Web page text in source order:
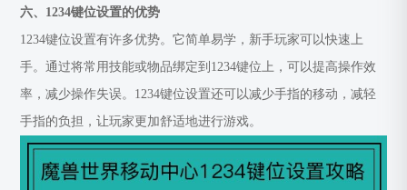
六、1234键位设置的优势
1234键位设置有许多优势。它简单易学，新手玩家可以快速上
手。通过将常用技能或物品绑定到1234键位上，可以提高操作效
率，减少操作失误。1234键位设置还可以减少手指的移动，减轻
手指的负担，让玩家更加舒适地进行游戏。